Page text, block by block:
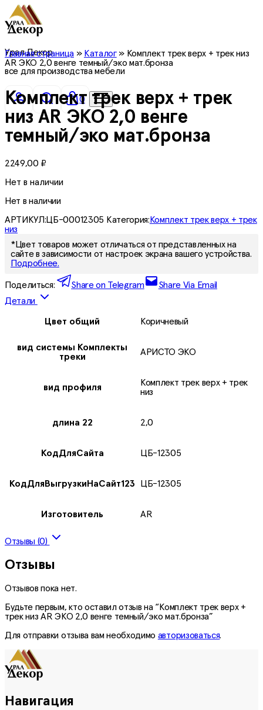
Урал Декор
все для производства мебели
0
Главная страница» Каталог» Комплект трек верх + трек низ
AR ЭКО 2,0 венге темный/эко мат.бронза
Комплект трек верх + трек
низ AR ЭКО 2,0 венге
темный/эко мат.бронза
2249,00 ₽
Нет в наличии
Нет в наличии
АРТИКУЛ:ЦБ-00012305 Категория: Комплект трек верх + трек
низ
*Цвет товаров может отличаться от представленных на
сайте в зависимости от настроек экрана вашего устройства.
Подробнее.
Поделиться: Share on Telegram
Share Via Email
Детали
Цвет общий Коричневый
вид системы Комплекты
треки
АРИСТО ЭКО
вид профиля
Комплект трек верх + трек
низ
длина 22 2,0
КодДляСайта ЦБ-12305
КодДляВыгрузкиНаСайт123 ЦБ-12305
Изготовитель AR
Отзывы (0)
Отзывы
Отзывов пока нет.
Будьте первым, кто оставил отзыв на “Комплект трек верх +
трек низ AR ЭКО 2,0 венге темный/эко мат.бронза”
Для отправки отзыва вам необходимо авторизоваться.
Навигация